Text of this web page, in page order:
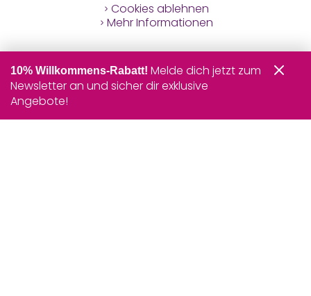
Cookies ablehnen
Mehr Informationen
10% Willkommens-Rabatt! Melde dich jetzt zum
Newsletter an und sicher dir exklusive
Angebote!